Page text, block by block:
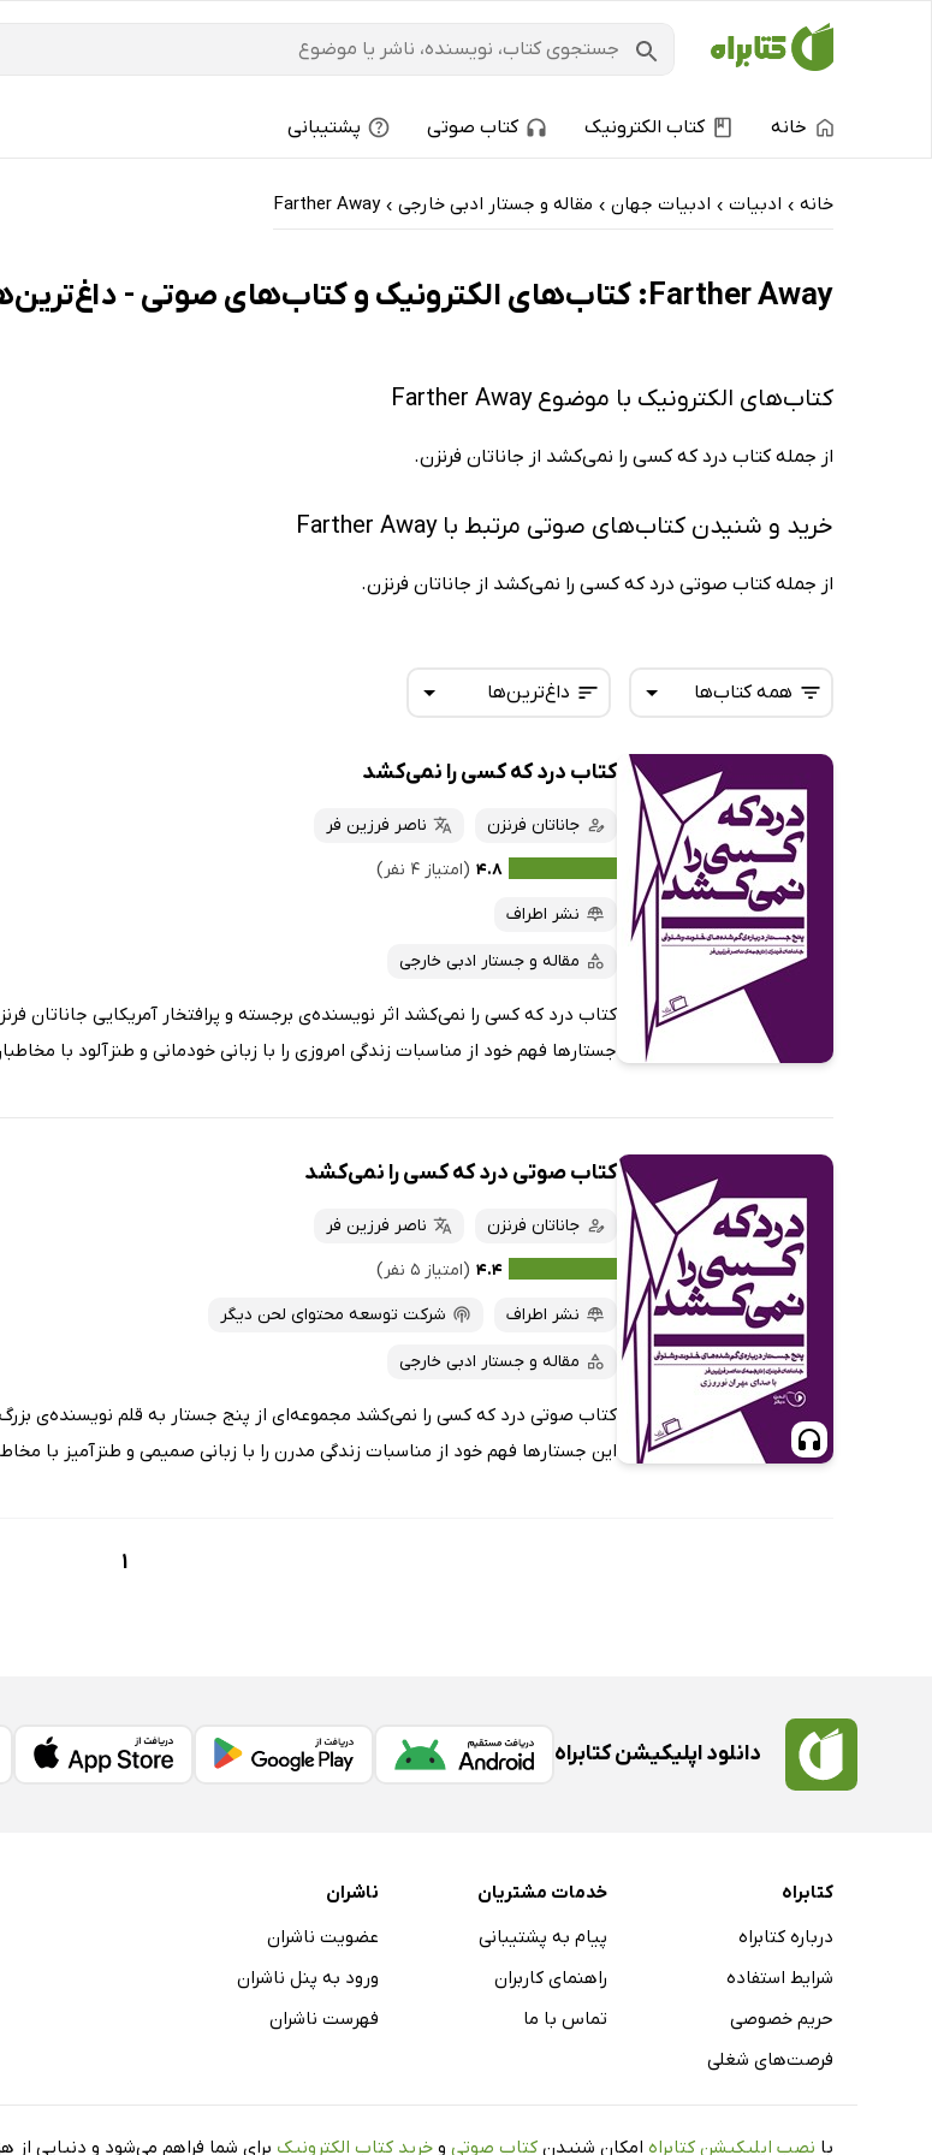
خانه کتاب الکترونیک کتاب صوتی پشتیبانی
خانه › ادبیات › ادبیات جهان › مقاله و جستار ادبی خارجی ›
Farther Away
Farther Away: کتاب‌های الکترونیک و کتاب‌های صوتی - داغ‌ترین‌ها
کتاب‌های الکترونیک با موضوع Farther Away
از جمله کتاب درد که کسی را نمی‌کشد از جاناتان فرنزن.
خرید و شنیدن کتاب‌های صوتی مرتبط با Farther Away
از جمله کتاب صوتی درد که کسی را نمی‌کشد از جاناتان فرنزن.
داغ‌ترین‌ها
تازه‌ها
داغ‌ترین‌ها
پربحث‌ها
ارزان ترین‌ها
همه کتاب‌ها
همه کتاب‌ها
کتاب‌های صوتی
کتاب‌های متنی
کتاب درد که کسی را نمی‌کشد
جاناتان فرنزن
ناصر فرزین فر
۴.۸ (امتیاز ۴ نفر)
نشر اطراف
مقاله و جستار ادبی خارجی
کتاب درد که کسی را نمی‌کشد اثر نویسنده‌ی برجسته و پرافتخار آمریکایی جاناتان
جستارها فهم خود از مناسبات زندگی امروزی را با زبانی خودمانی و طنزآلود با
کتاب صوتی درد که کسی را نمی‌کشد
جاناتان فرنزن
ناصر فرزین فر
۴.۴ (امتیاز ۵ نفر)
نشر اطراف
شرکت توسعه محتوای لحن دیگر
مقاله و جستار ادبی خارجی
کتاب صوتی درد که کسی را نمی‌کشد مجموعه‌ای از پنج جستار به قلم نویسنده‌ی بزرگ و
این جستارها فهم خود از مناسبات زندگی مدرن را با زبانی صمیمی و طنزآمیز با
1
دانلود اپلیکیشن کتابراه
کتابراه
درباره کتابراه
شرایط استفاده
حریم خصوصی
فرصت‌های شغلی
خدمات مشتریان
پیام به پشتیبانی
راهنمای کاربران
تماس با ما
ناشران
عضویت ناشران
ورود به پنل ناشران
فهرست ناشران
با نصب اپلیکیشن کتابراه امکان شنیدن کتاب صوتی و خرید کتاب الکترونیک برای شما فراهم می‌شود و دنیایی از